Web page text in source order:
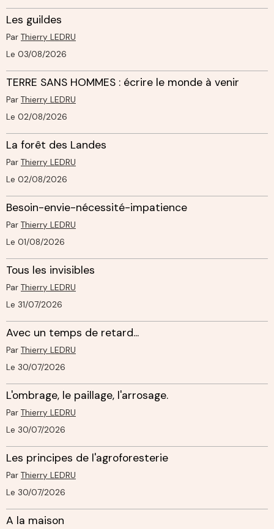
Les guildes
Par Thierry LEDRU
Le 03/08/2026
TERRE SANS HOMMES : écrire le monde à venir
Par Thierry LEDRU
Le 02/08/2026
La forêt des Landes
Par Thierry LEDRU
Le 02/08/2026
Besoin-envie-nécessité-impatience
Par Thierry LEDRU
Le 01/08/2026
Tous les invisibles
Par Thierry LEDRU
Le 31/07/2026
Avec un temps de retard...
Par Thierry LEDRU
Le 30/07/2026
L'ombrage, le paillage, l'arrosage.
Par Thierry LEDRU
Le 30/07/2026
Les principes de l'agroforesterie
Par Thierry LEDRU
Le 30/07/2026
A la maison